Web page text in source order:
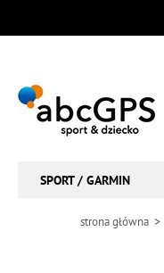
SPORT / GARMIN
strona główna